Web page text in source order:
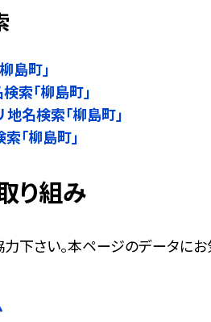
島町」
索「柳島町」
名検索「柳島町」
「柳島町」
り組み
下さい。本ページのデータに